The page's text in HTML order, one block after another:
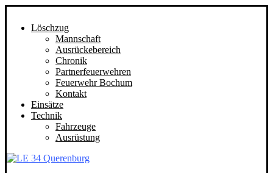
Löschzug
Mannschaft
Ausrückebereich
Chronik
Partnerfeuerwehren
Feuerwehr Bochum
Kontakt
Einsätze
Technik
Fahrzeuge
Ausrüstung